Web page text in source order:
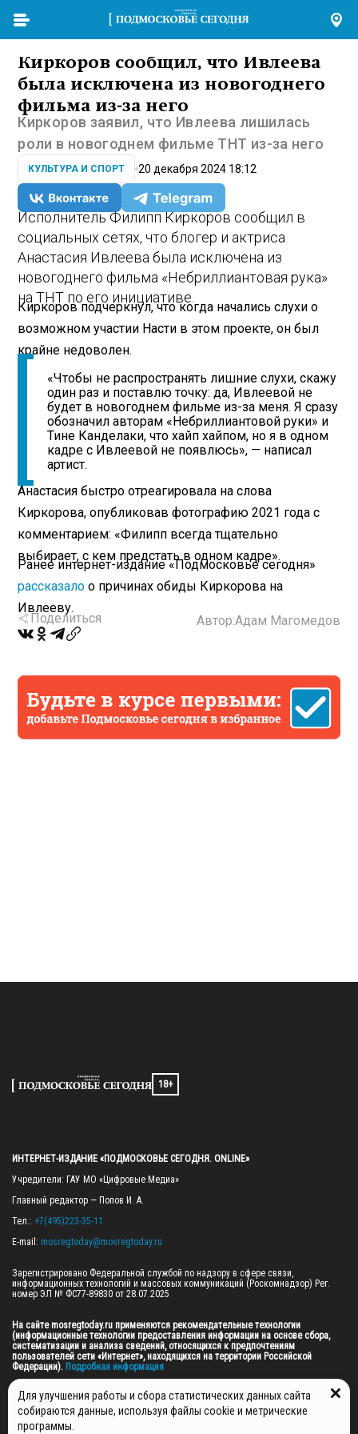
Киркоров сообщил, что Ивлеева
была исключена из новогоднего
фильма из-за него
Киркоров заявил, что Ивлеева лишилась
роли в новогоднем фильме ТНТ из-за него
КУЛЬТУРА И СПОРТ 20 декабря 2024 18:12
Исполнитель Филипп Киркоров сообщил в
социальных сетях, что блогер и актриса
Анастасия Ивлеева была исключена из
новогоднего фильма «Небриллиантовая рука»
на ТНТ по его инициативе.
Киркоров подчеркнул, что когда начались слухи о
возможном участии Насти в этом проекте, он был
крайне недоволен.
«Чтобы не распространять лишние слухи, скажу
один раз и поставлю точку: да, Ивлеевой не
будет в новогоднем фильме из-за меня. Я сразу
обозначил авторам «Небриллиантовой руки» и
Тине Канделаки, что хайп хайпом, но я в одном
кадре с Ивлеевой не появлюсь», — написал
артист.
Анастасия быстро отреагировала на слова
Киркорова, опубликовав фотографию 2021 года с
комментарием: «Филипп всегда тщательно
выбирает, с кем предстать в одном кадре».
Ранее интернет-издание «Подмосковье сегодня»
рассказало о причинах обиды Киркорова на
Ивлееву.
Поделиться Автор:Адам Магомедов
18+
ИНТЕРНЕТ-ИЗДАНИЕ «ПОДМОСКОВЬЕ СЕГОДНЯ. ONLINE»
Учредители: ГАУ МО «Цифровые Медиа»
Главный редактор — Попов И. А.
Тел.: +7(495)223-35-11
E-mail: mosregtoday@mosregtoday.ru
Зарегистрировано Федеральной службой по надзору в сфере связи,
информационных технологий и массовых коммуникаций (Роскомнадзор) Рег.
номер ЭЛ № ФС77-89830 от 28.07.2025
На сайте mosregtoday.ru применяются рекомендательные технологии
(информационные технологии предоставления информации на основе сбора,
систематизации и анализа сведений, относящихся к предпочтениям
пользователей сети «Интернет», находящихся на территории Российской
Федерации). Подробная информация
© 2026 ПРАВА НА ВСЕ МАТЕРИАЛЫ САЙТА ПРИНАДЛЕЖАТ ГАУ МО "ЦИФРОВЫЕ
МЕДИА" (ОГРН: 1255000059467).
Для улучшения работы и сбора статистических данных сайта
собираются данные, используя файлы cookie и метрические
программы.